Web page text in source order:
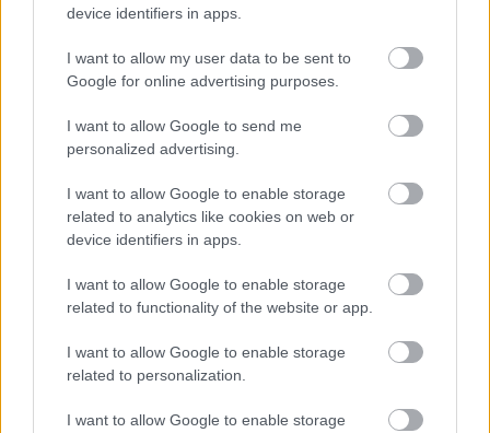
device identifiers in apps.
I want to allow my user data to be sent to
Google for online advertising purposes.
I want to allow Google to send me
personalized advertising.
I want to allow Google to enable storage
related to analytics like cookies on web or
device identifiers in apps.
I want to allow Google to enable storage
related to functionality of the website or app.
I want to allow Google to enable storage
related to personalization.
I want to allow Google to enable storage
Μάθε πρώτος όλες τις σημαντικές
ειδήσεις.
Βάλε το proson.gr στα αποτελέσματα
Δημοφιλείς Ειδήσεις
ΕΟΠΥΥ: Επίδομα έως 150 ευρώ – Ποιοι